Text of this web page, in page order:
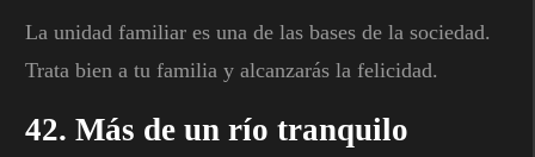
La unidad familiar es una de las bases de la sociedad.
Trata bien a tu familia y alcanzarás la felicidad.
42. Más de un río tranquilo